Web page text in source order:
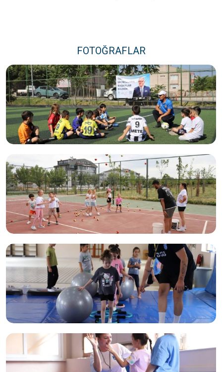
FOTOĞRAFLAR